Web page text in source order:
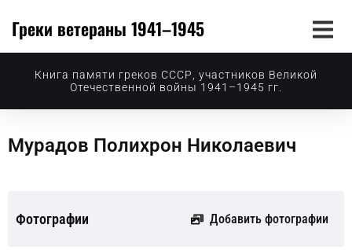
Греки ветераны 1941–1945
Книга памяти греков СССР, участников Великой
Отечественной войны 1941–1945 гг.
Мурадов Полихрон Николаевич
Фотографии Добавить фотографии